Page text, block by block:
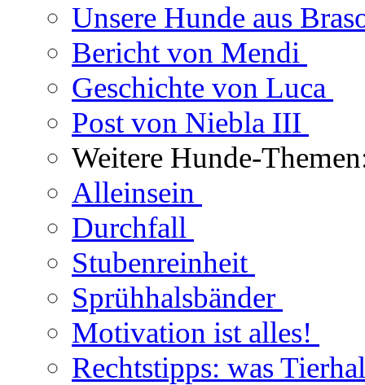
Unsere Hunde aus
Bericht von Mendi
Geschichte von Luca
Post von Niebla III
Weitere Hunde-
Alleinsein
Durchfall
Stubenreinheit
Sprühhalsbänder
Motivation ist alles!
Rechtstipps: was